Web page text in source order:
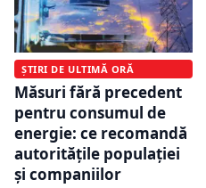
ȘTIRI DE ULTIMĂ ORĂ
Măsuri fără precedent
pentru consumul de
energie: ce recomandă
autoritățile populației
și companiilor